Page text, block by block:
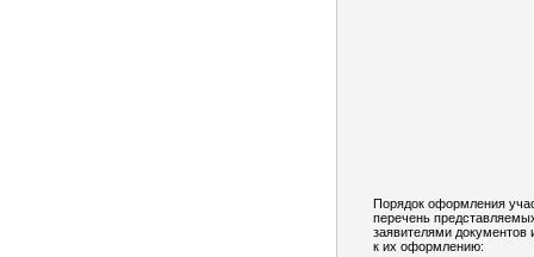
Порядок оформления
перечень
заявителями документов
к их оформлению: